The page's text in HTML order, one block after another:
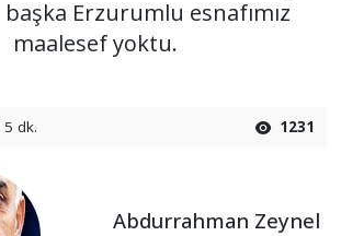
Erzurumlu esnafımız
maalesef yoktu.
dk. 1231
Abdurrahman Zeynel